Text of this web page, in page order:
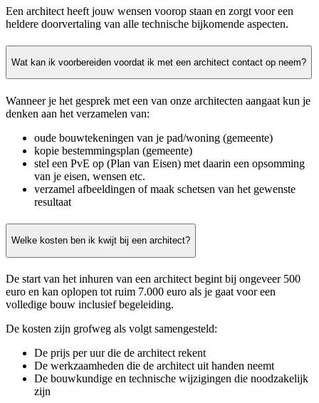
Een architect heeft jouw wensen voorop staan en zorgt voor een
heldere doorvertaling van alle technische bijkomende aspecten.
Wat kan ik voorbereiden voordat ik met een architect contact op neem?
Wanneer je het gesprek met een van onze architecten aangaat kun je
denken aan het verzamelen van:
oude bouwtekeningen van je pad/woning (gemeente)
kopie bestemmingsplan (gemeente)
stel een PvE op (Plan van Eisen) met daarin een opsomming
van je eisen, wensen etc.
verzamel afbeeldingen of maak schetsen van het gewenste
resultaat
Welke kosten ben ik kwijt bij een architect?
De start van het inhuren van een architect begint bij ongeveer 500
euro en kan oplopen tot ruim 7.000 euro als je gaat voor een
volledige bouw inclusief begeleiding.
De kosten zijn grofweg als volgt samengesteld:
De prijs per uur die de architect rekent
De werkzaamheden die de architect uit handen neemt
De bouwkundige en technische wijzigingen die noodzakelijk
zijn